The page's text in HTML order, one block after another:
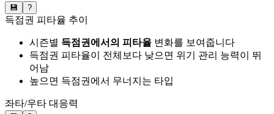
💾 ?
득점권 피타율 추이
시즌별 득점권에서의 피타율 변화를 보여줍니다
득점권 피타율이 전체보다 낮으면 위기 관리 능력이 뛰
어남
높으면 득점권에서 무너지는 타입
좌타/우타 대응력